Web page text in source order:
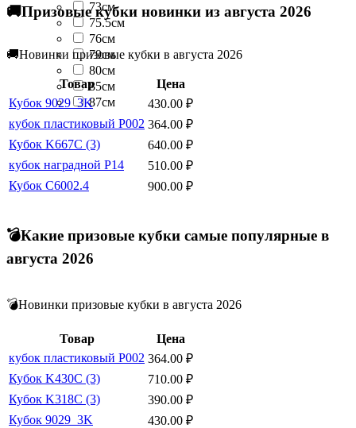
73см
75.5см
76см
79см
80см
85см
87см
🚚Призовые кубки новинки из августа 2026
🚚Новинки призовые кубки в августа 2026
Товар
Цена
Кубок 9029_3K
430.00 ₽
кубок пластиковый P002 364.00 ₽
Кубок K667C (3)
640.00 ₽
кубок наградной P14
510.00 ₽
Кубок C6002.4
900.00 ₽
💣Какие призовые кубки самые популярные в
августа 2026
💣Новинки призовые кубки в августа 2026
Товар
Цена
кубок пластиковый P002 364.00 ₽
Кубок K430C (3)
710.00 ₽
Кубок K318C (3)
390.00 ₽
Кубок 9029_3K
430.00 ₽